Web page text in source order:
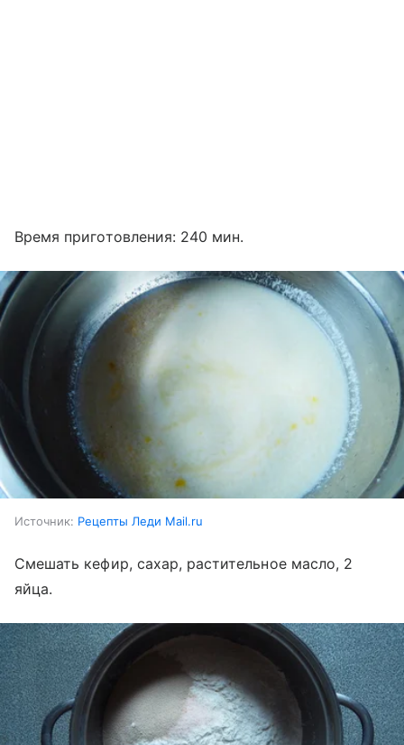
Время приготовления: 240 мин.
Источник: Рецепты Леди Mail.ru
Смешать кефир, сахар, растительное масло, 2
яйца.